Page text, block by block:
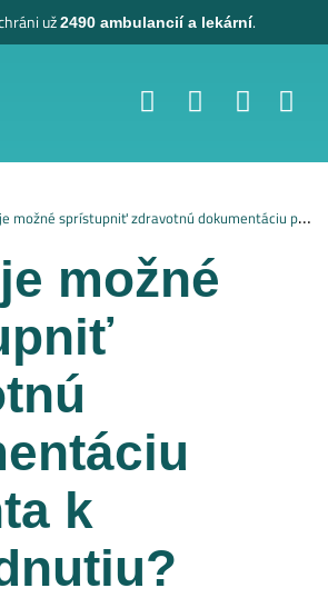
už2490 ambulancií a lekární.
sprístupniť zdravotnú dokumentáciu pacienta k nahliadnutiu?
možné
k